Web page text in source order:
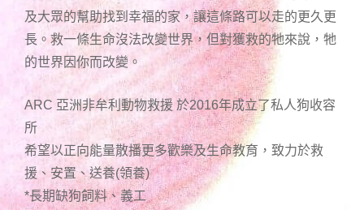
及大眾的幫助找到幸福的家，讓這條路可以走的更久更
長。救一條生命沒法改變世界，但對獲救的牠來說，牠
的世界因你而改變。
ARC 亞洲非牟利動物救援 於2016年成立了私人狗收容
所
希望以正向能量散播更多歡樂及生命教育，致力於救
援、安置、送養(領養)
*長期缺狗飼料、義工